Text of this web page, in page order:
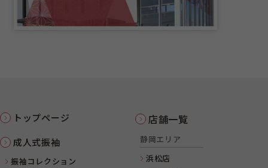
トップページ
成人式振袖
振袖コレクション
店舗一覧
静岡エリア
浜松店